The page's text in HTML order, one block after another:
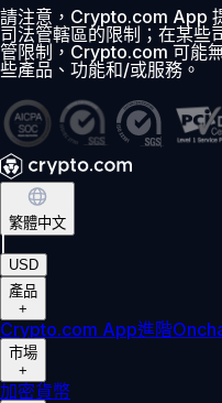
請注意，Crypto.com App
司法管轄區的限制；在某些
管限制，Crypto.com 可能
些產品、功能和/或服務。
繁體中文
USD
產品
+
Crypto.com App進階
市場
+
加密貨幣